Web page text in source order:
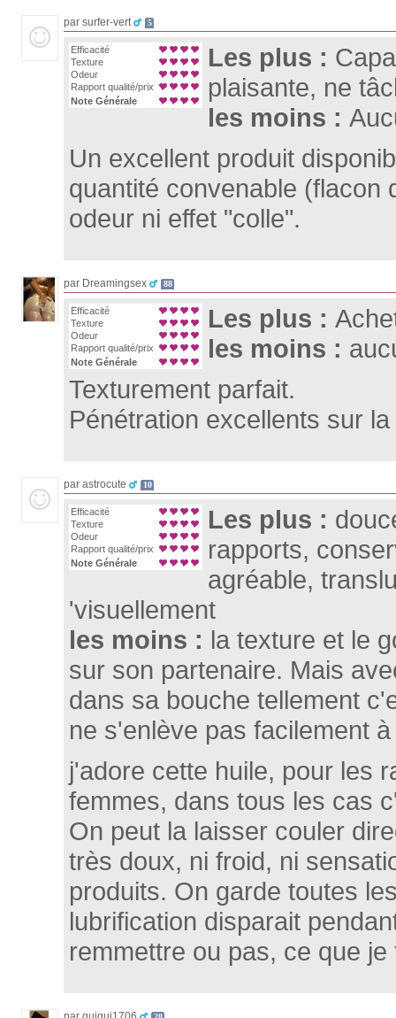
par surfer-vert 5
Efficacité
Texture
Odeur
Rapport qualité/prix
Note Générale
Les plus :
plaisante, ne
les moins :
Un excellent produit
quantité convenable (flacon
odeur ni effet "colle".
par Dreamingsex 88
Efficacité
Texture
Odeur
Rapport qualité/prix
Note Générale
Les plus :
les moins :
Texturement parfait.
Pénétration excellents sur
par astrocute 10
Efficacité
Texture
Odeur
Rapport qualité/prix
Note Générale
Les plus :
rapports,
agréable,
'visuellement
les moins : la texture et le
sur son partenaire. Mais
dans sa bouche tellement
ne s'enlève pas facilement
j'adore cette huile, pour les
femmes, dans tous les cas
On peut la laisser couler
très doux, ni froid, ni
produits. On garde toutes
lubrification disparait
remmettre ou pas, ce que